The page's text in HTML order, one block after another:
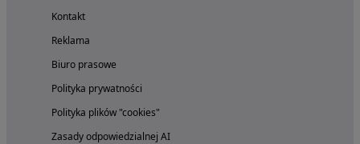
Kontakt
Reklama
Biuro prasowe
Polityka prywatności
Polityka plików "cookies"
Zasady odpowiedzialnej AI